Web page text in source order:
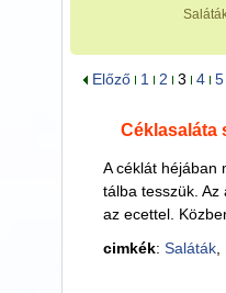
Előző 1 2 3 4 5
Céklasaláta
A céklát héjában
tálba tesszük.
az ecettel.
cimkék: Saláták,